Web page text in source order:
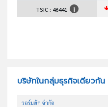
TSIC : 46441
บริษัทในกลุ่มธุรกิจเดียวกัน
วอร์มฮัก จำกัด